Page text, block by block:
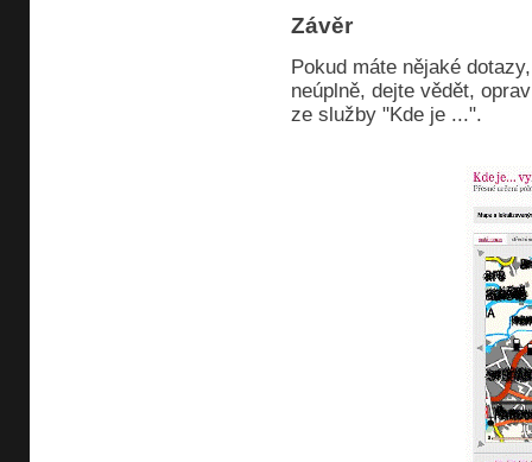
Závěr
Pokud máte nějaké
neúplně, dejte vědět,
ze služby "Kde je ...".